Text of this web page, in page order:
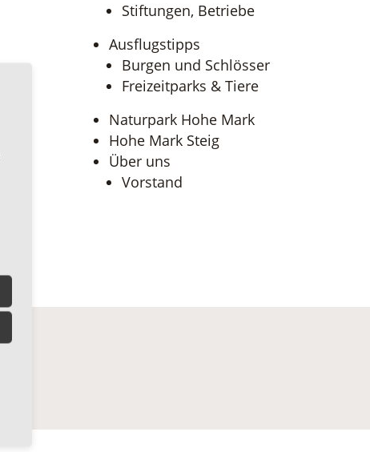
Stiftungen, Betriebe
Ausflugstipps
Burgen und Schlösser
Freizeitparks & Tiere
Naturpark Hohe Mark
Hohe Mark Steig
Über uns
Vorstand